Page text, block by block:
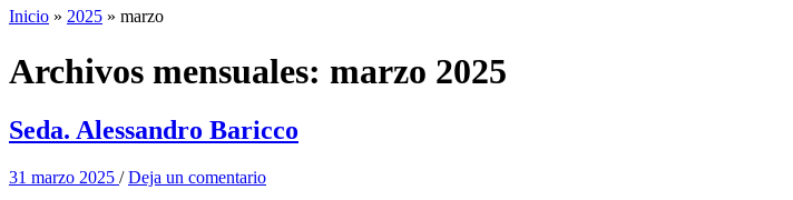
Inicio » 2025 » marzo
Archivos mensuales: marzo 2025
Seda. Alessandro Baricco
31 marzo 2025 /Deja un comentario